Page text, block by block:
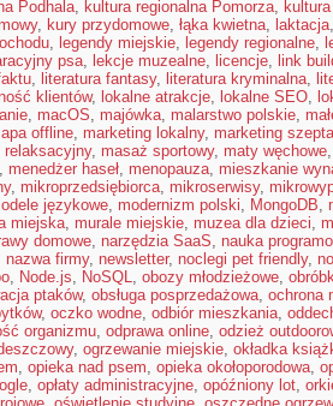
Podhala, kultura regionalna Pomorza,
, kury przydomowe, łąka kwietna, laktacja,
, legendy miejskie, legendy regionalne,
psa, lekcje muzealne, licencje, link
, literatura fantasy, literatura kryminalna,
klientów, lokalne atrakcje, lokalne SEO,
, macOS, majówka, malarstwo polskie,
offline, marketing lokalny, marketing
relaksacyjny, masaż sportowy, maty węchowe,
, menedżer haseł, menopauza, mieszkanie
, mikroprzedsiębiorca, mikroserwisy,
językowe, modernizm polski, MongoDB,
miejska, murale miejskie, muzea dla dzieci,
domowe, narzędzia SaaS, nauka
nazwa firmy, newsletter, noclegi pet friendly,
, Node.js, NoSQL, obozy młodzieżowe,
ptaków, obsługa posprzedażowa, ochrona
, oczko wodne, odbiór mieszkania,
organizmu, odprawa online, odzież
, ogrzewanie miejskie, okładka
, opieka nad psem, opieka okołoporodowa,
, opłaty administracyjne, opóźniony lot,